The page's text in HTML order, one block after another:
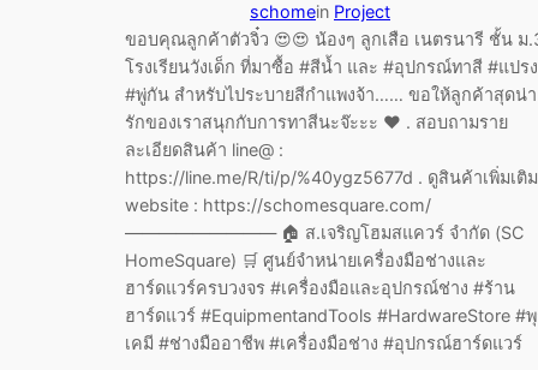
schomein Project
ขอบคุณลูกค้าตัวจิ๋ว
น้องๆ ลูกเสือ เนตรนารี ชั้น ม
โรงเรียนวังเด็ก ที่มาซื้อ #สีน้ำ และ #อุปกรณ์ทาสี #แปรง
#พู่กัน สำหรับไประบายสีกำแพงจ้า…… ขอให้ลูกค้าสุดน่า
รักของเราสนุกกับการทาสีนะจ๊ะะะ
. สอบถามราย
ละเอียดสินค้า line@ :
https://line.me/R/ti/p/%40ygz5677d . ดูสินค้าเพิ่มเติม
website : https://schomesquare.com/
—————————
ส.เจริญโฮมสแควร์ จำกัด (SC
HomeSquare)
ศูนย์จำหน่ายเครื่องมือช่างและ
ฮาร์ดแวร์ครบวงจร #เครื่องมือและอุปกรณ์ช่าง #ร้าน
ฮาร์ดแวร์ #EquipmentandTools #HardwareStore #
เคมี #ช่างมืออาชีพ #เครื่องมือช่าง #อุปกรณ์ฮาร์ดแวร์